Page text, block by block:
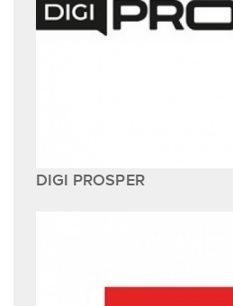
DIGI PROSPER